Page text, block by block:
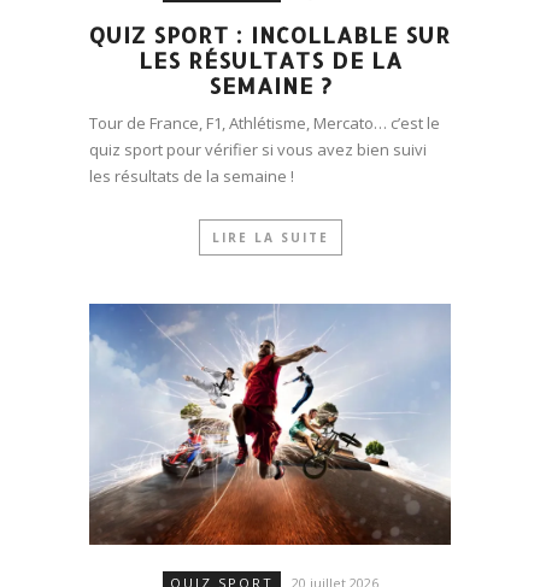
QUIZ SPORT : INCOLLABLE SUR
LES RÉSULTATS DE LA
SEMAINE ?
Tour de France, F1, Athlétisme, Mercato… c’est le
quiz sport pour vérifier si vous avez bien suivi
les résultats de la semaine !
LIRE LA SUITE
QUIZ SPORT 20 juillet 2026